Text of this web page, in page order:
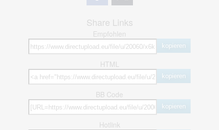
Share Links
Empfohlen
kopieren
HTML
kopieren
BB Code
kopieren
Hotlink